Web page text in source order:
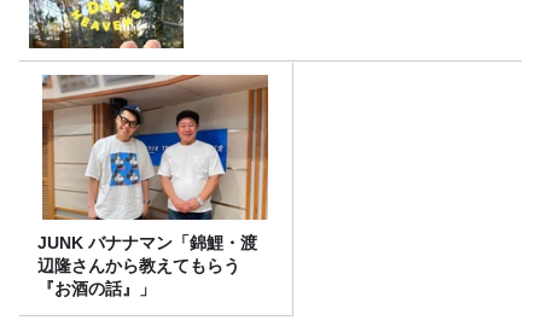
JUNK バナナマン「錦鯉・渡
辺隆さんから教えてもらう
『お酒の話』」